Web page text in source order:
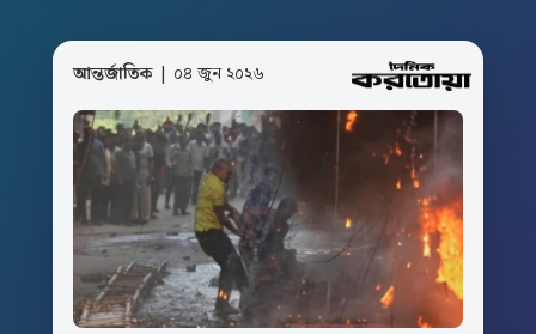
আন্তর্জাতিক | ০৪ জুন ২০২৬